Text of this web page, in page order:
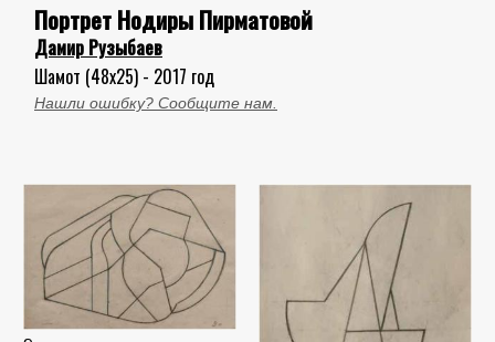
Портрет Нодиры Пирматовой
Дамир Рузыбаев
Шамот (48x25) - 2017 год
Нашли ошибку? Сообщите нам.